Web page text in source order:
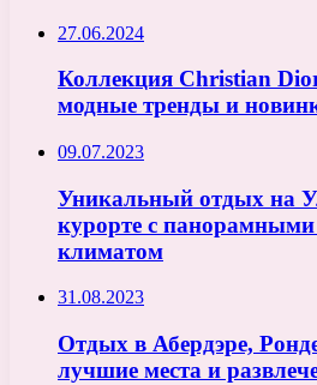
27.06.2024
Коллекция Christian
модные тренды и
09.07.2023
Уникальный отдых на
курорте с
климатом
31.08.2023
Отдых в Абердэре,
лучшие места и